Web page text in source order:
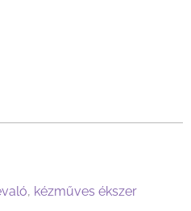
, kézműves ékszer